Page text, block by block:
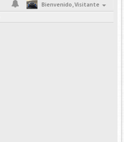
Bienvenido,Visitante